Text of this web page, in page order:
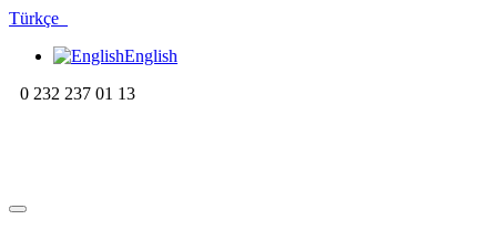
Türkçe
English
0 232 237 01 13